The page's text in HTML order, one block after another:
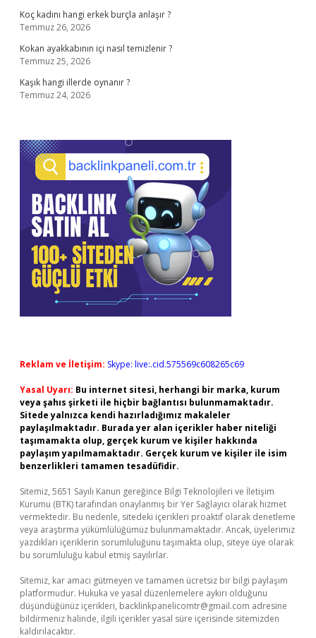
Koç kadını hangi erkek burçla anlaşır ?
Temmuz 26, 2026
Kokan ayakkabının içi nasıl temizlenir ?
Temmuz 25, 2026
Kaşık hangi illerde oynanır ?
Temmuz 24, 2026
Reklam ve İletişim: Skype: live:.cid.575569c608265c69
Yasal Uyarı: Bu internet sitesi, herhangi bir marka, kurum
veya şahıs şirketi ile hiçbir bağlantısı bulunmamaktadır.
Sitede yalnızca kendi hazırladığımız makaleler
paylaşılmaktadır. Burada yer alan içerikler haber niteliği
taşımamakta olup, gerçek kurum ve kişiler hakkında
paylaşım yapılmamaktadır. Gerçek kurum ve kişiler ile isim
benzerlikleri tamamen tesadüfidir.
Sitemiz, 5651 Sayılı Kanun gereğince Bilgi Teknolojileri ve İletişim
Kurumu (BTK) tarafından onaylanmış bir Yer Sağlayıcı olarak hizmet
vermektedir. Bu nedenle, sitedeki içerikleri proaktif olarak denetleme
veya araştırma yükümlülüğümüz bulunmamaktadır. Ancak, üyelerimiz
yazdıkları içeriklerin sorumluluğunu taşımakta olup, siteye üye olarak
bu sorumluluğu kabul etmiş sayılırlar.
Sitemiz, kar amacı gütmeyen ve tamamen ücretsiz bir bilgi paylaşım
platformudur. Hukuka ve yasal düzenlemelere aykırı olduğunu
düşündüğünüz içerikleri, backlinkpanelicomtr@gmail.com adresine
bildirmeniz halinde, ilgili içerikler yasal süre içerisinde sitemizden
kaldırılacaktır.